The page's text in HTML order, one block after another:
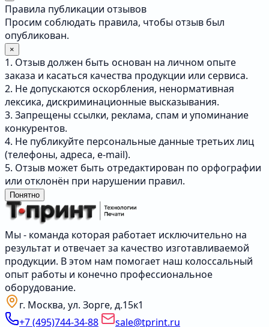
Правила публикации отзывов
Просим соблюдать правила, чтобы отзыв был
опубликован.
×
1. Отзыв должен быть основан на личном опыте
заказа и касаться качества продукции или сервиса.
2. Не допускаются оскорбления, ненормативная
лексика, дискриминационные высказывания.
3. Запрещены ссылки, реклама, спам и упоминание
конкурентов.
4. Не публикуйте персональные данные третьих лиц
(телефоны, адреса, e-mail).
5. Отзыв может быть отредактирован по орфографии
или отклонён при нарушении правил.
Понятно
Мы - команда которая работает исключительно на
результат и отвечает за качество изготавливаемой
продукции. В этом нам помогает наш колоссальный
опыт работы и конечно профессиональное
оборудование.
г. Москва, ул. Зорге, д.15к1
+7 (495)744-34-88
sale@tprint.ru